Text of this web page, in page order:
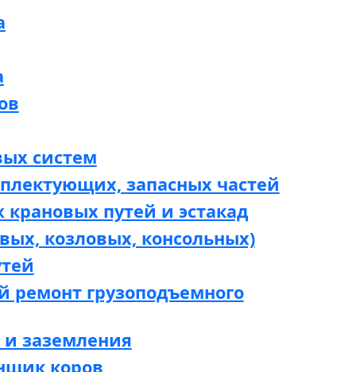
систем
запасных частей
путей и эстакад
козловых, консольных)
грузоподъемного
заземления
коров